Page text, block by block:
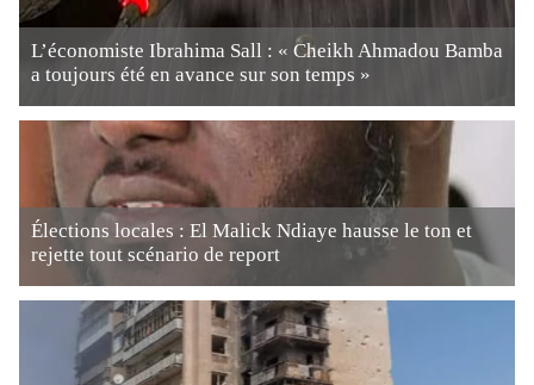
L’économiste Ibrahima Sall : « Cheikh Ahmadou Bamba
a toujours été en avance sur son temps »
Élections locales : El Malick Ndiaye hausse le ton et
rejette tout scénario de report